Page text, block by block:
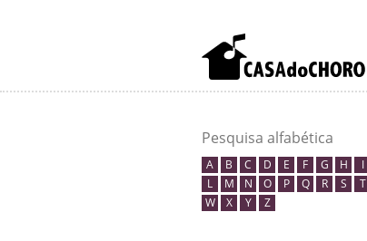
Pesquisa alfabética
A B C D E F G H I
L
M N O P Q R S T
W
X Y Z